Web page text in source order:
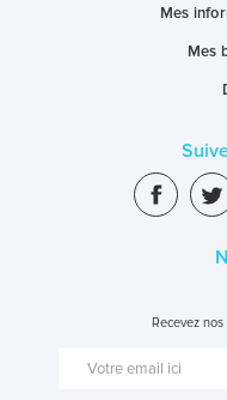
Mes
Mes
Recevez